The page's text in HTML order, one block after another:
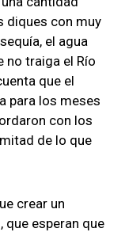
diques con muy
el agua
no traiga el Río
que el
para los meses
con los
de lo que
crear un
esperan que